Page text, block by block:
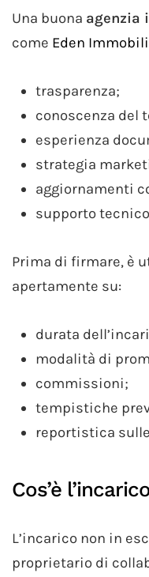
Una buona agenzia
come Eden
trasparenza;
conoscenza del
esperienza
strategia
aggiornamenti
supporto
Prima di firmare, è
apertamente su:
durata
modalità di
commissioni;
tempistiche
reportistica
Cos’è
L’incarico non in
proprietario di